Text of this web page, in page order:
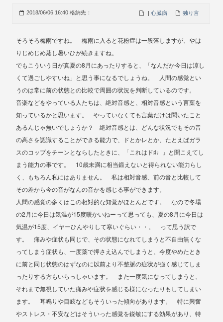
2018/06/06 16:40 格納先： 独り言
|心臓病
そろそろ梅雨ですね。 梅雨に入ると花粉症は一段落しますが、やは
りじめじめ蒸し暑いひが続きますね。
でもこういう日が真夏の8 月にあったりすると、「なんだか今日は涼し
くて過ごしやすいね」と思う事になるでしょうね。 人間の感覚とい
うのは常に前の状態との比較で周囲の状況を判断しているのです。
音楽などをやっている人たちは、絶対音感と、相対音感という言葉を
知っているかと思います。 やっていなくても言葉だけは聞いたこと
あるんじゃ無いでしょうか？ 絶対音感とは、どんな状況でもその音
の高さを認識することができる能力で、ドとかレとか、たとえばガラ
スのコップをチーンとならしたときに、「これはド♯♩」と聞こえてし
まう能力の事です。 10歳未満に相当鍛えないと得られない能力らし
く、もちろん私にはありません。 私は相対音感、前の音と比較して
その差から今の音がなんの音かを感じる事ができます。
人間の感覚の多くはこの相対的な知覚がほとんどです。 なので冬場
の2 月に今日は気温が15度暖かいねーって思っても、夏の8 月に今日は
気温が15度、イヤーひんやりして寒いぐらい・・。 って思う訳で
す。 痛みや症状も同じで、その状態になれてしまうと不自由無くな
ってしまう症状も、一度薬で押さえ込んでしまうと、今度やめたとき
に前と同じ状態のはずなのに以前より不整脈の症状が強く感じてしま
ったりする方もいらっしゃいます。 また一度気になってしまうと、
それまで無視していた痛みや症状を感じる様になったりもしてしまい
ます。 耳鳴りや目眩などもそういった傾向があります。 特に興奮
やストレス・不安などはそういった感覚を鋭敏にする効果があり、特